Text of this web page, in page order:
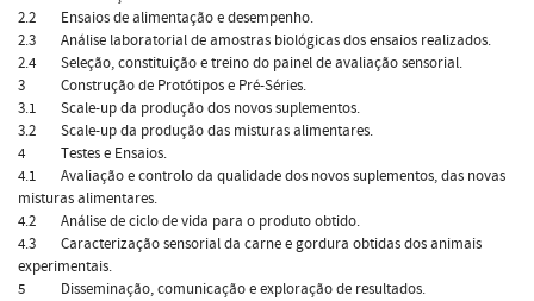
2.2 Ensaios de alimentação e desempenho.
2.3 Análise laboratorial de amostras biológicas dos ensaios realizados.
2.4 Seleção, constituição e treino do painel de avaliação sensorial.
3 Construção de Protótipos e Pré-Séries.
3.1 Scale-up da produção dos novos suplementos.
3.2 Scale-up da produção das misturas alimentares.
4 Testes e Ensaios.
4.1 Avaliação e controlo da qualidade dos novos suplementos, das novas
misturas alimentares.
4.2 Análise de ciclo de vida para o produto obtido.
4.3 Caracterização sensorial da carne e gordura obtidas dos animais
experimentais.
5 Disseminação, comunicação e exploração de resultados.